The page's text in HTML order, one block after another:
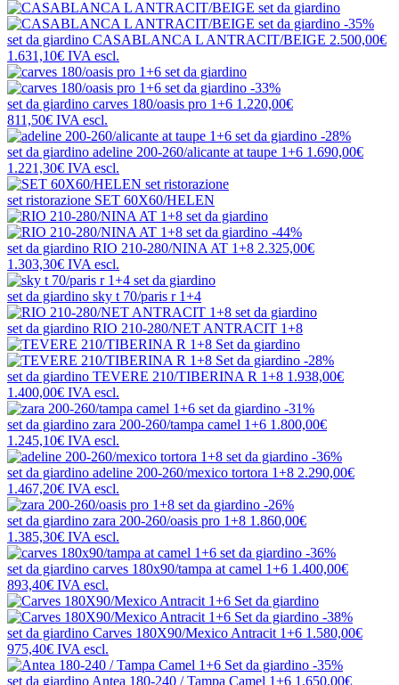
-35%
set da giardino CASABLANCA L ANTRACIT/BEIGE 2.500,00€
1.631,10€ IVA escl.
-33%
set da giardino carves 180/oasis pro 1+6 1.220,00€
811,50€ IVA escl.
-28%
set da giardino adeline 200-260/alicante at taupe 1+6 1.690,00€
1.221,30€ IVA escl.
set ristorazione SET 60X60/HELEN
-44%
set da giardino RIO 210-280/NINA AT 1+8 2.325,00€
1.303,30€ IVA escl.
set da giardino sky t 70/paris r 1+4
set da giardino RIO 210-280/NET ANTRACIT 1+8
-28%
set da giardino TEVERE 210/TIBERINA R 1+8 1.938,00€
1.400,00€ IVA escl.
-31%
set da giardino zara 200-260/tampa camel 1+6 1.800,00€
1.245,10€ IVA escl.
-36%
set da giardino adeline 200-260/mexico tortora 1+8 2.290,00€
1.467,20€ IVA escl.
-26%
set da giardino zara 200-260/oasis pro 1+8 1.860,00€
1.385,30€ IVA escl.
-36%
set da giardino carves 180x90/tampa at camel 1+6 1.400,00€
893,40€ IVA escl.
-38%
set da giardino Carves 180X90/Mexico Antracit 1+6 1.580,00€
975,40€ IVA escl.
-35%
set da giardino Antea 180-240 / Tampa Camel 1+6 1.650,00€